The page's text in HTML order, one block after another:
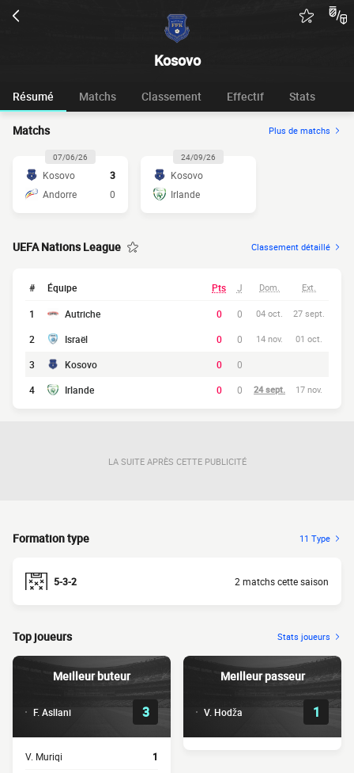
Kosovo
Résumé Matchs Classement Effectif Stats
Matchs Plus de matchs
07/06/26
Kosovo
3
Andorre
0
24/09/26
Kosovo
Irlande
UEFA Nations League Classement détaillé
# Équipe Pts J Dom. Ext.
1 Autriche 0 0 04 oct. 27 sept.
2 Israël 0 0 14 nov. 01 oct.
3 Kosovo 0
0
4
Irlande 0 0 24 sept. 17 nov.
LA SUITE APRÈS CETTE PUBLICITÉ
Formation type 11 Type
5-3-2 2 matchs cette saison
Top joueurs Stats joueurs
Meilleur buteur
F. Asllani 3
V. Muriqi 1
Meilleur passeur
V. Hodža 1